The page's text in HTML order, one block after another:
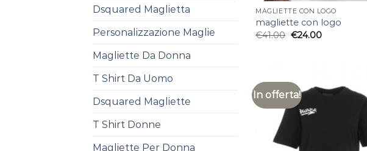
Dsquared Maglietta
Personalizzazione Maglie
Magliette Da Donna
T Shirt Da Uomo
Dsquared Magliette
T Shirt Donne
Magliette Per Donna
MAGLIETTE CON LOGO
magliette con logo
€41.00 €24.00
In offerta!